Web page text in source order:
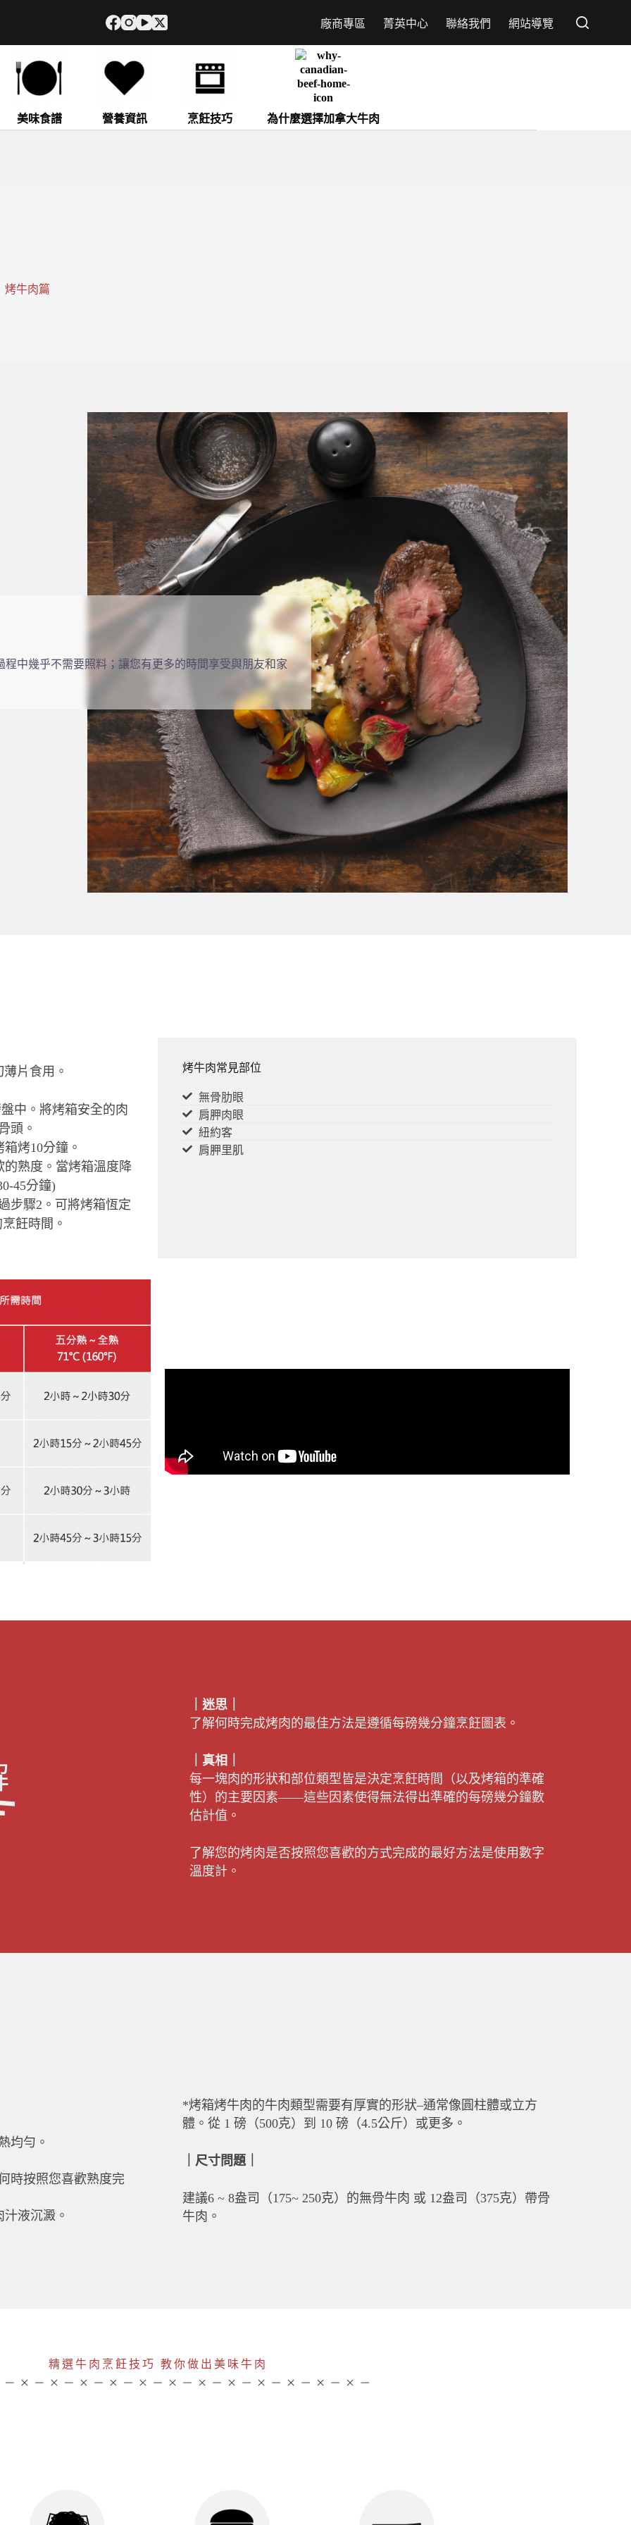
廠商專區 菁英中心 聯絡我們 網站導覽
美味食譜 營養資訊 烹飪技巧 為什麼選擇加拿大牛肉
烤牛肉篇
中幾乎不需要照料；讓您有更多的時間享受與朋友和家
片食用。
中。將烤箱安全的肉
頭。
烤10分鐘。
的熟度。當烤箱溫度降
45分鐘)
步驟2。可將烤箱恆定
飪時間。
烤牛肉常見部位
無骨肋眼
肩胛肉眼
紐約客
肩胛里肌
｜迷思｜
了解何時完成烤肉的最佳方法是遵循每磅幾分鐘烹飪圖表。
｜真相｜
每一塊肉的形狀和部位類型皆是決定烹飪時間（以及烤箱的準確
性）的主要因素——這些因素使得無法得出準確的每磅幾分鐘數
估計值。
了解您的烤肉是否按照您喜歡的方式完成的最好方法是使用數字
溫度計。
均勻。
時按照您喜歡熟度完
液沉澱。
*烤箱烤牛肉的牛肉類型需要有厚實的形狀–通常像圓柱體或立方
體。從 1 磅（500克）到 10 磅（4.5公斤）或更多。
｜尺寸問題｜
建議6 ~ 8盎司（175~ 250克）的無骨牛肉 或 12盎司（375克）帶骨
牛肉。
精選牛肉烹飪技巧 教你做出美味牛肉